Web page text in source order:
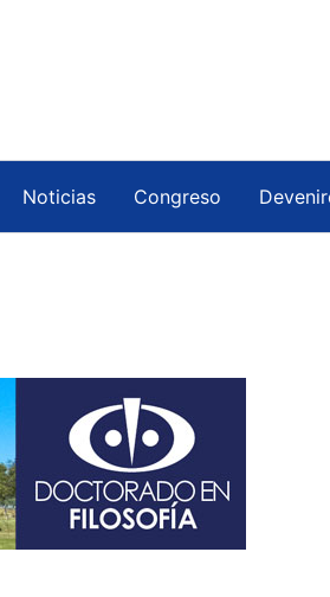
Noticias Congreso